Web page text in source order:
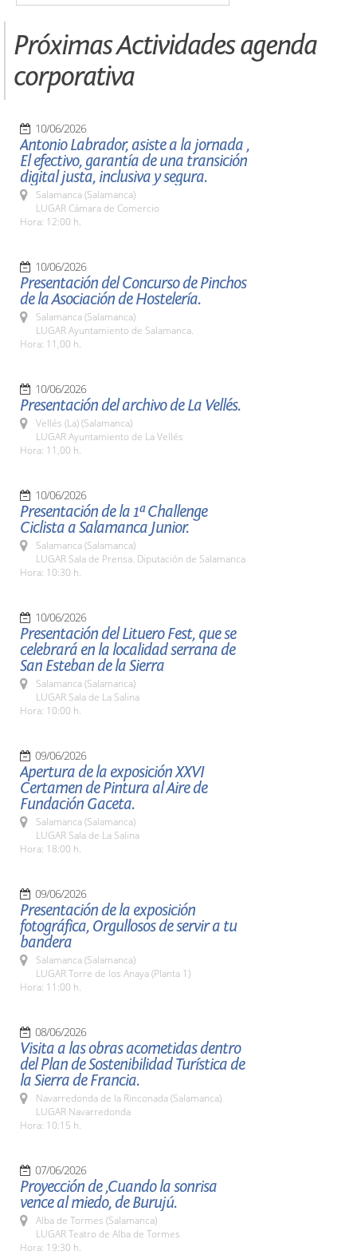
Próximas Actividades agenda
corporativa
10/06/2026
Antonio Labrador, asiste a la jornada ,
El efectivo, garantía de una transición
digital justa, inclusiva y segura.
Salamanca (Salamanca)
LUGAR Cámara de Comercio
Hora: 12:00 h.
10/06/2026
Presentación del Concurso de Pinchos
de la Asociación de Hostelería.
Salamanca (Salamanca)
LUGAR Ayuntamiento de Salamanca.
Hora: 11,00 h.
10/06/2026
Presentación del archivo de La Vellés.
Vellés (La) (Salamanca)
LUGAR Ayuntamiento de La Vellés
Hora: 11,00 h.
10/06/2026
Presentación de la 1ª Challenge
Ciclista a Salamanca Junior.
Salamanca (Salamanca)
LUGAR Sala de Prensa. Diputación de Salamanca
Hora: 10:30 h.
10/06/2026
Presentación del Lituero Fest, que se
celebrará en la localidad serrana de
San Esteban de la Sierra
Salamanca (Salamanca)
LUGAR Sala de La Salina
Hora: 10:00 h.
09/06/2026
Apertura de la exposición XXVI
Certamen de Pintura al Aire de
Fundación Gaceta.
Salamanca (Salamanca)
LUGAR Sala de La Salina
Hora: 18:00 h.
09/06/2026
Presentación de la exposición
fotográfica, Orgullosos de servir a tu
bandera
Salamanca (Salamanca)
LUGAR Torre de los Anaya (Planta 1)
Hora: 11:00 h.
08/06/2026
Visita a las obras acometidas dentro
del Plan de Sostenibilidad Turística de
la Sierra de Francia.
Navarredonda de la Rinconada (Salamanca)
LUGAR Navarredonda
Hora: 10:15 h.
07/06/2026
Proyección de ,Cuando la sonrisa
vence al miedo, de Burujú.
Alba de Tormes (Salamanca)
LUGAR Teatro de Alba de Tormes
Hora: 19:30 h.